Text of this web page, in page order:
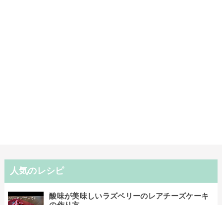
人気のレシピ
酸味が美味しいラズベリーのレアチーズケーキ